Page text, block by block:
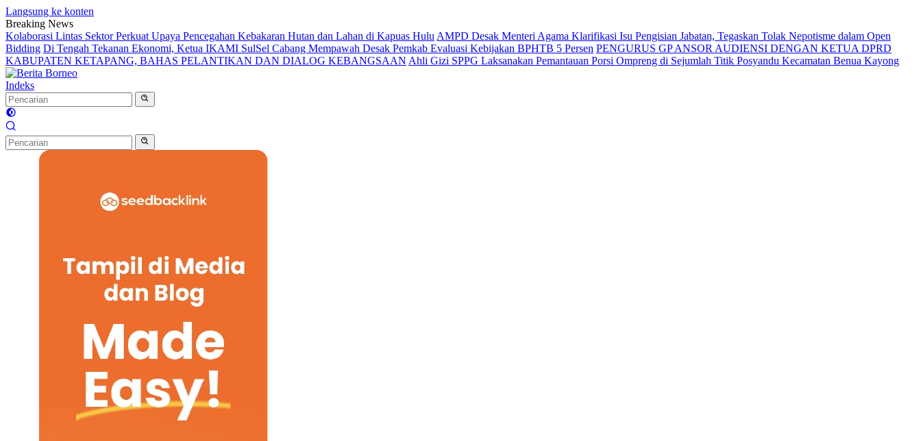
Langsung ke konten
Breaking News
Kolaborasi Lintas Sektor Perkuat Upaya Pencegahan Kebakaran Hutan dan Lahan di Kapuas Hulu AMPD Desak Menteri Agama Klarifikasi Isu Pengisian Jabatan, Tegaskan Tolak Nepotisme dalam Open
Bidding Di Tengah Tekanan Ekonomi, Ketua IKAMI SulSel Cabang Mempawah Desak Pemkab Evaluasi Kebijakan BPHTB 5 Persen PENGURUS GP ANSOR AUDIENSI DENGAN KETUA DPRD
KABUPATEN KETAPANG, BAHAS PELANTIKAN DAN DIALOG KEBANGSAAN Ahli Gizi SPPG Laksanakan Pemantauan Porsi Ompreng di Sejumlah Titik Posyandu Kecamatan Benua Kayong
Indeks